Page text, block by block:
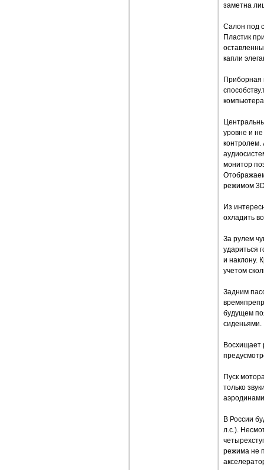
заметна
Салон под
Пластик
капли
Приборная
уровне и
контролем.
монитор
режимом
Из
охладить
За рулем
удариться
и наклону.
учетом
Задним
будущем
сиденьями.
Восхищает
Пуск
только
В России
л.с.).
режима не